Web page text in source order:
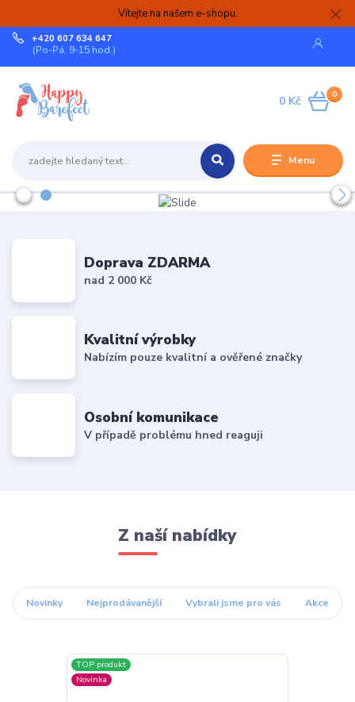
Vítejte na našem e-shopu.
Menu
+420 607 634 647
(Po-Pá, 9-15 hod.)
0
0 Kč
Doprava ZDARMA
nad 2 000 Kč
Kvalitní výrobky
Nabízím pouze kvalitní a ověřené značky
Osobní komunikace
V případě problému hned reaguji
Z naší nabídky
Novinky Nejprodávanější Vybrali jsme pro vás Akce
TOP produkt
Novinka